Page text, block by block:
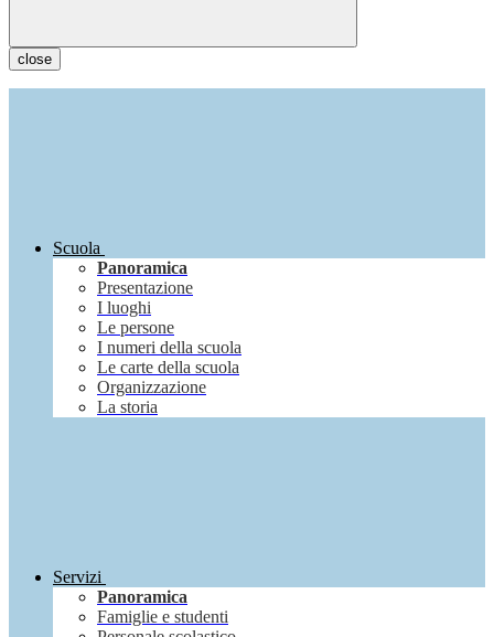
close
Scuola
Panoramica
Presentazione
I luoghi
Le persone
I numeri della scuola
Le carte della scuola
Organizzazione
La storia
Servizi
Panoramica
Famiglie e studenti